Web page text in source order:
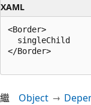
XAML
<Border>
  singleChild
</Border>
繼
Object